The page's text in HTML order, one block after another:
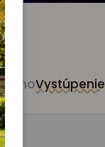
KinoVystúpenie